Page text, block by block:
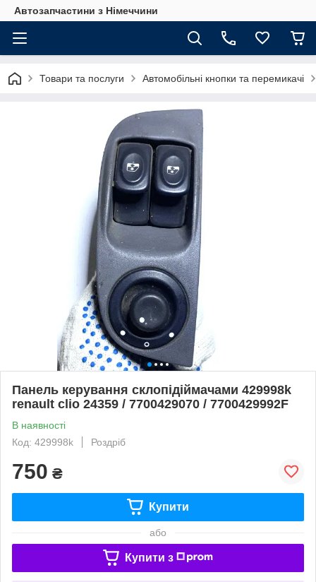
Автозапчастини з Німеччини
Товари та послуги Автомобільні кнопки та перемикачі
Панель керування склопідіймачами 429998k
renault clio 24359 / 7700429070 / 7700429992F
В наявності
Код: 429998k
Роздріб
750 ₴
Купити
або
Купити з